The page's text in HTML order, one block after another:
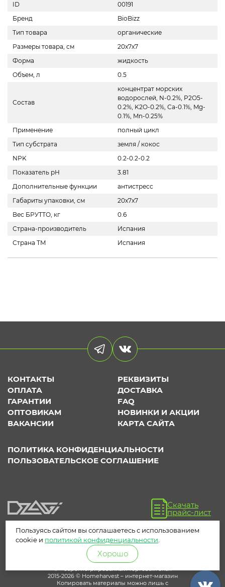
ID
00191
Бренд
BioBizz
Тип товара
органические
Размеры товара, см
20х7х7
Форма
жидкость
Объем, л
0.5
Состав
концентрат морских
водорослей, N-0.2%, P2O5-
0.2%, K2O-0.2%, Сa-0.1%, Mg-
0.1%, Mn-0.25%
Применение
полный цикл
Тип субстрата
земля / кокос
NPK
0.2-0.2-0.2
Показатель pH
3.81
Дополнительные функции
антистресс
Габариты упаковки, см
20x7x7
Вес БРУТТО, кг
0.6
Страна-производитель
Испания
Страна ТМ
Испания
КОНТАКТЫ
РЕКВИЗИТЫ
ОПЛАТА
ДОСТАВКА
ГАРАНТИИ
FAQ
ОПТОВИКАМ
НОВИНКИ И АКЦИИ
ВАКАНСИИ
КАРТА САЙТА
ПОЛИТИКА КОНФИДЕНЦИАЛЬНОСТИ
ПОЛЬЗОВАТЕЛЬСКОЕ СОГЛАШЕНИЕ
Скачать
прайс-лист
® – зарегистрированный торговый знак
2015-2026 © Homeharvest – интернет-магазин
Копировать материалы можно лишь с
Пользуясь сайтом вы соглашаетесь с использованием
cookie и политикой конфиденциальности
Хорошо